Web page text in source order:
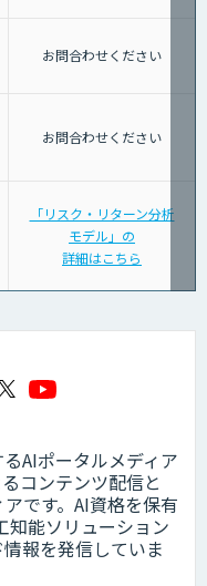
お問合わせください
お問合わせください
「リスク・リターン分析
モデル」の
詳細はこちら
AIポータルメディア
コンテンツ配信と
です。AI資格を保有
知能ソリューション
報を発信していま